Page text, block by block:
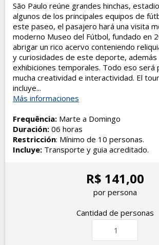
São Paulo reúne grandes hinchas,
algunos de los principales equipos de
este paseo, el pasajero hará una visita
moderno Museo del Fútbol, fundado en
abrigar un rico acervo conteniendo
y curiosidades de este deporte, además
exhibiciones temporales. Todo eso será
mucha creatividad e interactividad. El
incluye...
Más informaciones
Frequência: Marte a Domingo
Duración: 06 horas
Restricción: Mínimo de 10 personas.
Incluye: Transporte y guia acreditado.
R$ 141,00
por persona
Cantidad de personas